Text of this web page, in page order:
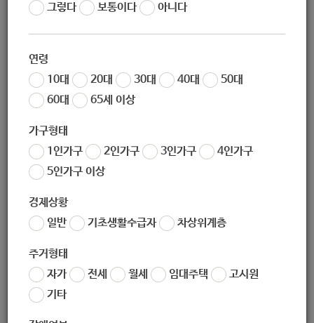
그렇다
보통이다 아니다
연령
10대
20대 30대 40대
50대
60대
65세 이상
가구형태
1인가구
2인가구 3인가구
4인가구
5인가구 이상
경제상황
일반
기초생활수급자 차상위계층
주거형태
자가
전세 월세 임대주택
고시원
기타
작성자 노원 복지샘
296
2020년_찾아가는_보건복지서비스_매뉴얼게시용.pdf
2020년_열린어린이집_홍보(안내)자료(부모용)